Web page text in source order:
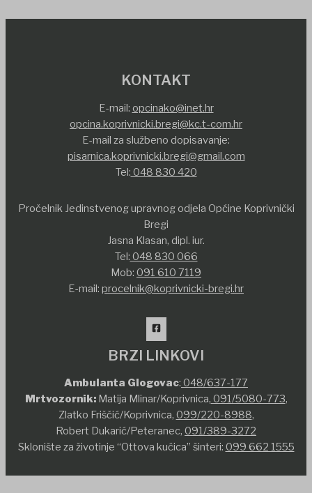
KONTAKT
E-mail: opcinako@inet.hr
opcina.koprivnicki.bregi@kc.t-com.hr
E-mail za službeno dopisavanje:
pisarnica.koprivnicki.bregi@gmail.com
Tel: 048 830 420
Pročelnik Jedinstvenog upravnog odjela Općine Koprivnički
Bregi
Jasna Klasan, dipl. iur.
Tel: 048 830 066
Mob: 091 610 7119
E-mail: procelnik@koprivnicki-bregi.hr
BRZI LINKOVI
Ambulanta Glogovac: 048/637-177
Mrtvozornik:Matija Mlinar/Koprivnica, 091/5080-773,
Zlatko Friščić/Koprivnica, 099/220-8988,
Robert Dukarić/Peteranec, 091/389-3272
Sklonište za životinje “Ottova kućica” šinteri: 099 662 1555